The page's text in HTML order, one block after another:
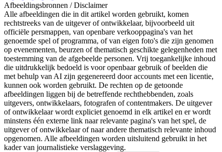
Afbeeldingsbronnen / Disclaimer
Alle afbeeldingen die in dit artikel worden gebruikt, komen
rechtstreeks van de uitgever of ontwikkelaar, bijvoorbeeld uit
officiële persmappen, van openbare verkooppagina's van het
genoemde spel of programma, of van eigen foto's die zijn genomen
op evenementen, beurzen of thematisch geschikte gelegenheden met
toestemming van de afgebeelde personen. Vrij toegankelijke inhoud
die uitdrukkelijk bedoeld is voor openbaar gebruik of beelden die
met behulp van AI zijn gegenereerd door accounts met een licentie,
kunnen ook worden gebruikt. De rechten op de getoonde
afbeeldingen liggen bij de betreffende rechthebbenden, zoals
uitgevers, ontwikkelaars, fotografen of contentmakers. De uitgever
of ontwikkelaar wordt expliciet genoemd in elk artikel en er wordt
minstens één externe link naar relevante pagina's van het spel, de
uitgever of ontwikkelaar of naar andere thematisch relevante inhoud
opgenomen. Alle afbeeldingen worden uitsluitend gebruikt in het
kader van journalistieke verslaggeving.